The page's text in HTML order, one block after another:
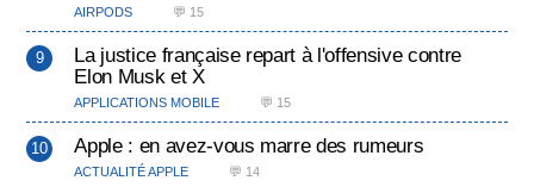
AIRPODS 💬 15
La justice française repart à l'offensive contre
Elon Musk et X
APPLICATIONS MOBILE 💬 15
Apple : en avez-vous marre des rumeurs
ACTUALITÉ APPLE 💬 14